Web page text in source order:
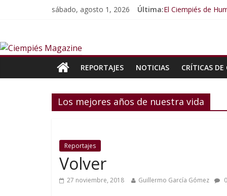
sábado, agosto 1, 2026 Última:El Ciempiés de
El Ciempiés de
REPORTAJES
NOTICIAS CRÍTICAS DE
Los mejores años de nuestra vida
Reportajes
Volver
27 noviembre, 2018 Guillermo García Gómez